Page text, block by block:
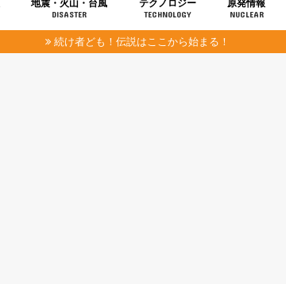
地震・火山・台風
DISASTER
テクノロジー
TECHNOLOGY
健康
宇宙
原発情報
NUCLEAR
続け者ども！伝説はここから始まる！